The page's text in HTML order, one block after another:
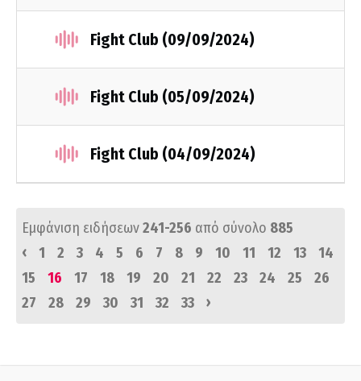
Fight Club (09/09/2024)
Fight Club (05/09/2024)
Fight Club (04/09/2024)
Εμφάνιση ειδήσεων241-256 από σύνολο 885
‹
1 2 3 4 5 6 7 8 9 10 11 12 13
14
15
16 17 18 19 20 21 22 23 24 25
26
27
28 29 30 31 32 33 ›